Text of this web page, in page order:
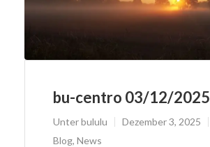
bu-centro 03/12/2025
Unterbululu
Dezember 3, 2025
Blog, News